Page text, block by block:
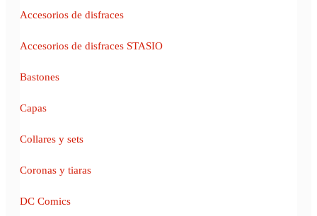
Accesorios de disfraces
Accesorios de disfraces STASIO
Bastones
Capas
Collares y sets
Coronas y tiaras
DC Comics